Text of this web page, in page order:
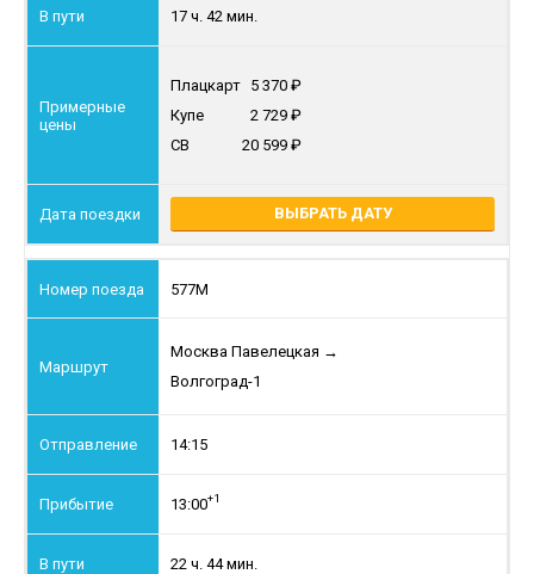
17 ч. 42 мин.
Плацкарт 5 370
Купе
2 729
СВ
20 599
ВЫБРАТЬ ДАТУ
577М
Москва Павелецкая →
Волгоград-1
14:15
13:00+1
22 ч. 44 мин.